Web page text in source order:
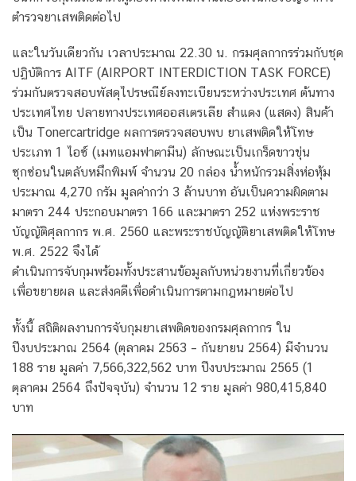
ตำรวจยาเสพติดต่อไป
และในวันเดียวกัน เวลาประมาณ 22.30 น. กรมศุลกากรร่วมกับชุด
ปฏิบัติการ AITF (AIRPORT INTERDICTION TASK FORCE)
ร่วมกันตรวจสอบพัสดุไปรษณีย์ลงทะเบียนระหว่างประเทศ ต้นทาง
ประเทศไทย ปลายทางประเทศออสเตรเลีย สำแดง (แสดง) สินค้า
เป็น Tonercartridge ผลการตรวจสอบพบ ยาเสพติดให้โทษ
ประเภท 1 ไอซ์ (เมทแอมฟาตามีน) ลักษณะเป็นเกร็ดขาวขุ่น
ซุกซ่อนในตลับหมึกพิมพ์ จำนวน 20 กล่อง น้ำหนักรวมสิ่งห่อหุ้ม
ประมาณ 4,270 กรัม มูลค่ากว่า 3 ล้านบาท อันเป็นความผิดตาม
มาตรา 244 ประกอบมาตรา 166 และมาตรา 252 แห่งพระราช
บัญญัติศุลกากร พ.ศ. 2560 และพระราชบัญญัติยาเสพติดให้โทษ
พ.ศ. 2522 จึงได้
ดำเนินการจับกุมพร้อมทั้งประสานข้อมูลกับหน่วยงานที่เกี่ยวข้อง
เพื่อขยายผล และส่งคดีเพื่อดำเนินการตามกฎหมายต่อไป
ทั้งนี้ สถิติผลงานการจับกุมยาเสพติดของกรมศุลกากร ใน
ปีงบประมาณ 2564 (ตุลาคม 2563 – กันยายน 2564) มีจำนวน
188 ราย มูลค่า 7,566,322,562 บาท ปีงบประมาณ 2565 (1
ตุลาคม 2564 ถึงปัจจุบัน) จำนวน 12 ราย มูลค่า 980,415,840
บาท